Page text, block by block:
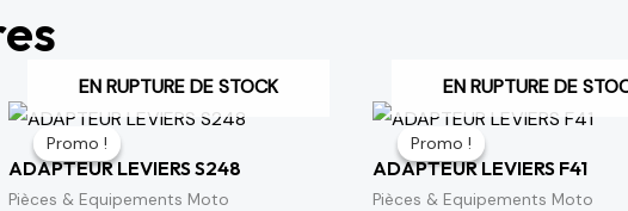
Promo !
EN RUPTURE DE STOCK
Promo !
ADAPTEUR LEVIERS S248
Pièces & Equipements Moto
Le
prix
initial
était :
75 د.م..
Le
prix
actuel
est :
64 د.م..
Promo !
EN RUPTURE DE
Promo !
ADAPTEUR LEVIERS F41
Pièces & Equipements Moto
Le
prix
initial
était :
75 د.م..
Le
prix
actuel
est :
64 د.م..